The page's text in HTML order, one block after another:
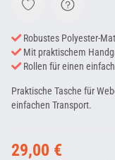
Robustes Polyester-
Mit praktischem
Rollen für einen
Praktische Tasche für
einfachen Transport.
29,00 €